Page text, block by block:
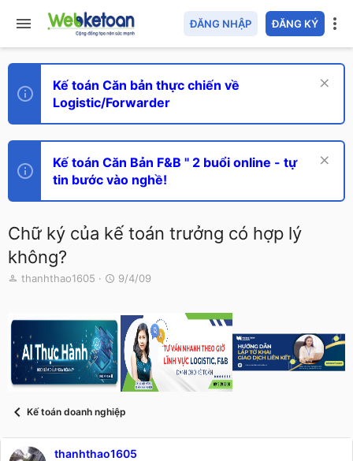
ĐĂNG NHẬP ĐĂNG KÝ
Kế toán Căn bản thực chiến về
Logistic/Forwarder
Kế toán Căn Bản F&B " 2 buổi online - tự
tin bước vào nghề!
Chữ ký của kế toán trưởng có hợp lý
không?
T
e
a
d
s
a
r
thanhthao1605
N
ử
9/4/09
Kế toán doanh nghiệp
thanhthao1605